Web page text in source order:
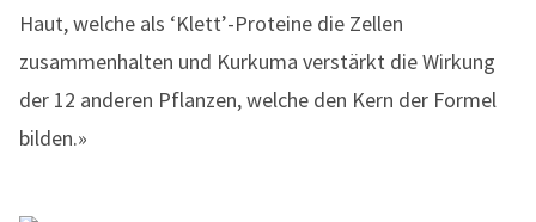
Haut, welche als ‘Klett’-Proteine die Zellen
zusammenhalten und Kurkuma verstärkt die Wirkung
der 12 anderen Pflanzen, welche den Kern der Formel
bilden.»